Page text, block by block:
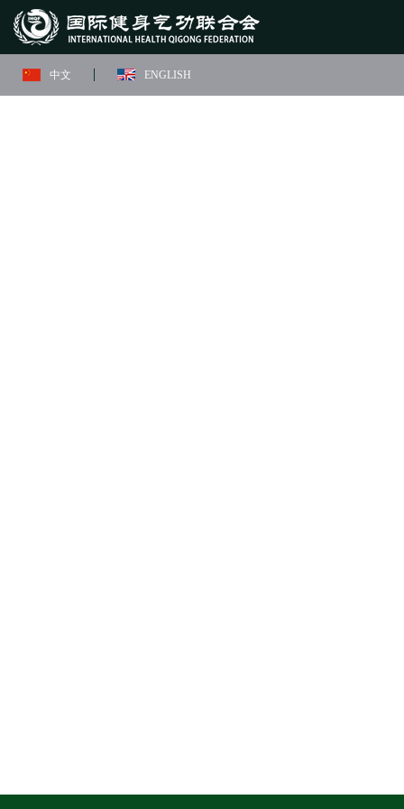
中文 ENGLISH